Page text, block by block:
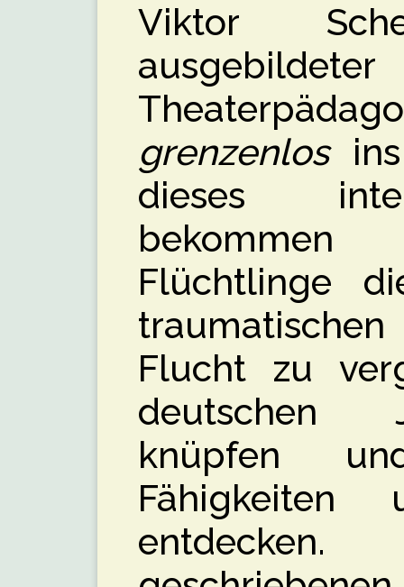
Viktor
grenzenlosins
dieses
Flüchtlinge
Flucht zu
deutschen
knüpfen